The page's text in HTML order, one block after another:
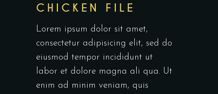
CHICKEN FILE
Lorem ipsum dolor sit amet,
consectetur adipisicing elit, sed do
eiusmod tempor incididunt ut
labor et dolore magna ali qua. Ut
enim ad minim veniam, quis